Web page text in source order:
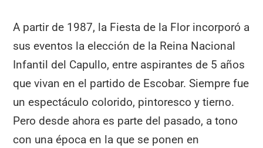
A partir de 1987, la Fiesta de la Flor incorporó a
sus eventos la elección de la Reina Nacional
Infantil del Capullo, entre aspirantes de 5 años
que vivan en el partido de Escobar. Siempre fue
un espectáculo colorido, pintoresco y tierno.
Pero desde ahora es parte del pasado, a tono
con una época en la que se ponen en